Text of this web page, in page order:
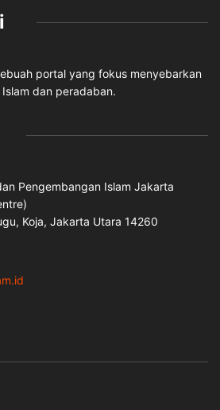
portal yang fokus menyebarkan
dan peradaban.
Pengembangan Islam Jakarta
Koja, Jakarta Utara 14260